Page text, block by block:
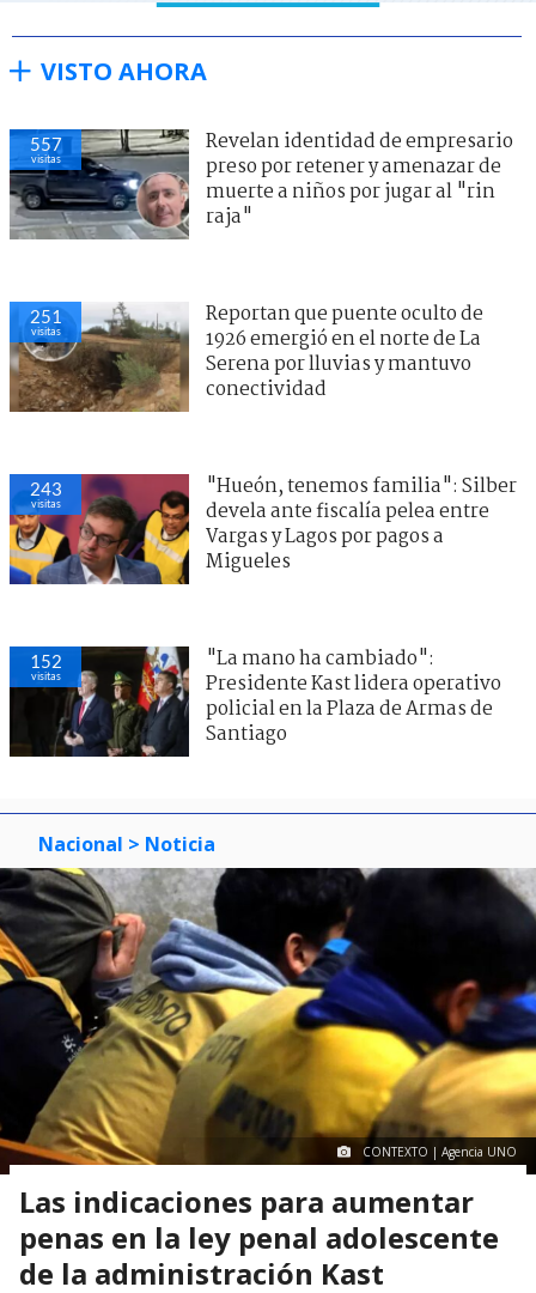
VISTO AHORA
557
visitas
Revelan identidad de empresario
preso por retener y amenazar de
muerte a niños por jugar al "rin
raja"
251
visitas
Reportan que puente oculto de
1926 emergió en el norte de La
Serena por lluvias y mantuvo
conectividad
243
visitas
"Hueón, tenemos familia": Silber
devela ante fiscalía pelea entre
Vargas y Lagos por pagos a
Migueles
152
visitas
"La mano ha cambiado":
Presidente Kast lidera operativo
policial en la Plaza de Armas de
Santiago
Nacional > Noticia
CONTEXTO | Agencia UNO
Las indicaciones para aumentar
penas en la ley penal adolescente
de la administración Kast